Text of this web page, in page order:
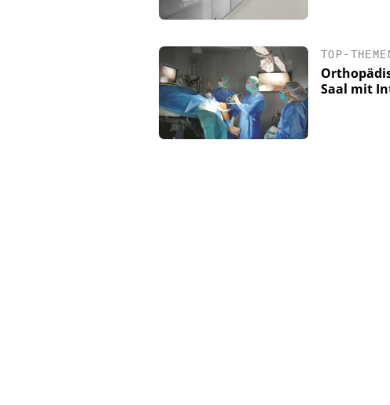
TOP-
Saal mit
EASY SOFTWARE AG